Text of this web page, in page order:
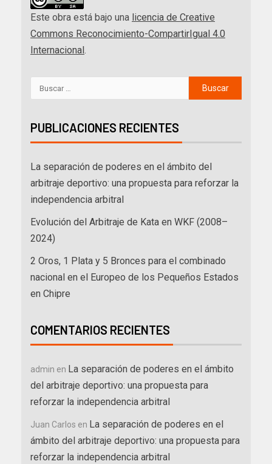
Este obra está bajo una licencia de Creative
Commons Reconocimiento-CompartirIgual 4.0
Internacional .
PUBLICACIONES RECIENTES
La separación de poderes en el ámbito del
arbitraje deportivo: una propuesta para reforzar la
independencia arbitral
Evolución del Arbitraje de Kata en WKF (2008–
2024)
2 Oros, 1 Plata y 5 Bronces para el combinado
nacional en el Europeo de los Pequeños Estados
en Chipre
COMENTARIOS RECIENTES
admin en La separación de poderes en el ámbito
del arbitraje deportivo: una propuesta para
reforzar la independencia arbitral
Juan Carlos en La separación de poderes en el
ámbito del arbitraje deportivo: una propuesta para
reforzar la independencia arbitral